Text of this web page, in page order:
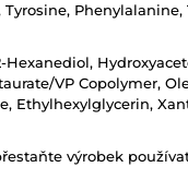
VP Copolymer,
Ethylhexylglycerin,
výrobek